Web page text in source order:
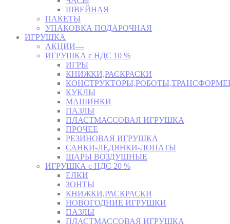
ШВЕЙНАЯ
ПАКЕТЫ
УПАКОВКА ПОДАРОЧНАЯ
ИГРУШКА
АКЦИИ—
ИГРУШКА с НДС 10 %
ИГРЫ
КНИЖКИ,РАСКРАСКИ
КУКЛЫ
МАШИНКИ
ПАЗЛЫ
ПЛАСТМАССОВАЯ ИГРУШКА
ПРОЧЕЕ
РЕЗИНОВАЯ ИГРУШКА
САНКИ-ЛЕДЯНКИ-ЛОПАТЫ
ШАРЫ ВОЗДУШНЫЕ
ИГРУШКА с НДС 20 %
ЕЛКИ
ЗОНТЫ
КНИЖКИ,РАСКРАСКИ
НОВОГОДНИЕ ИГРУШКИ
ПАЗЛЫ
ПЛАСТМАССОВАЯ ИГРУШКА